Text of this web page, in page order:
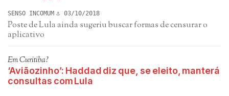
SENSO INCOMUM 03/10/2018
Poste de Lula ainda sugeriu buscar formas de censurar o
aplicativo
Em Curitiba?
‘Aviãozinho’: Haddad diz que, se eleito, manterá
consultas com Lula